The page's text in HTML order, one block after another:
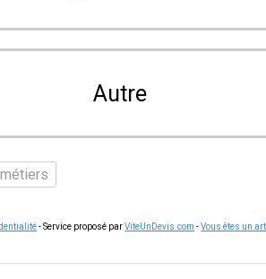
Autre
- Service proposé parViteUnDevis.com -Vous êtes un